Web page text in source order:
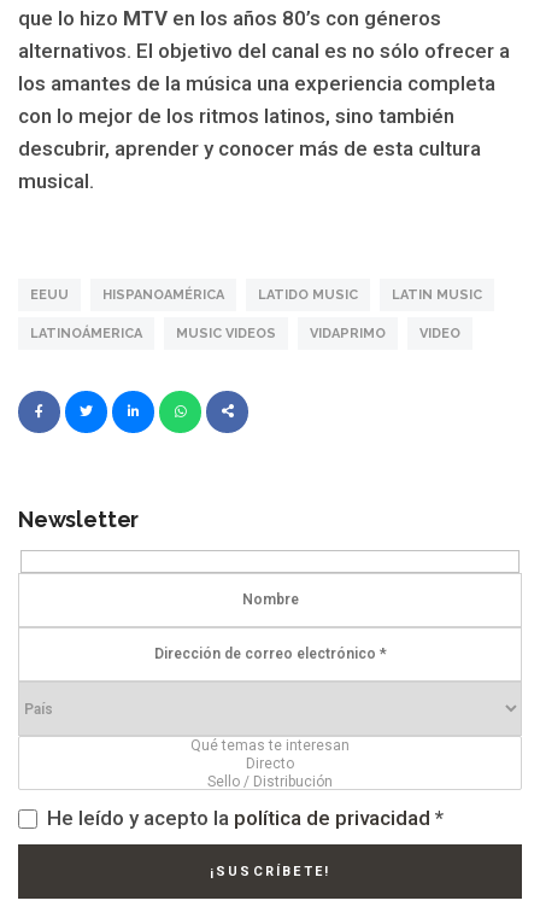
que lo hizo MTV en los años 80’s con géneros
alternativos. El objetivo del canal es no sólo ofrecer a
los amantes de la música una experiencia completa
con lo mejor de los ritmos latinos, sino también
descubrir, aprender y conocer más de esta cultura
musical.
EEUU HISPANOAMÉRICA LATIDO MUSIC LATIN MUSIC
LATINOÁMERICA MUSIC VIDEOS VIDAPRIMO VIDEO
Newsletter
He leído y acepto la política de privacidad *